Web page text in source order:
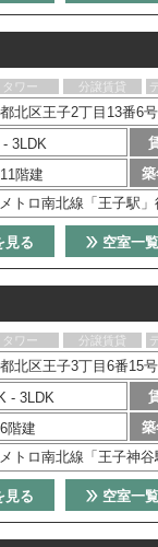
タワー 分譲賃貸
北区王子2丁目13番6号
- 3LDK
階建
トロ南北線「王子駅」
空室一
見る
タワー 分譲賃貸
北区王子3丁目6番15号
- 3LDK
階建
トロ南北線「王子神谷
空室一
見る